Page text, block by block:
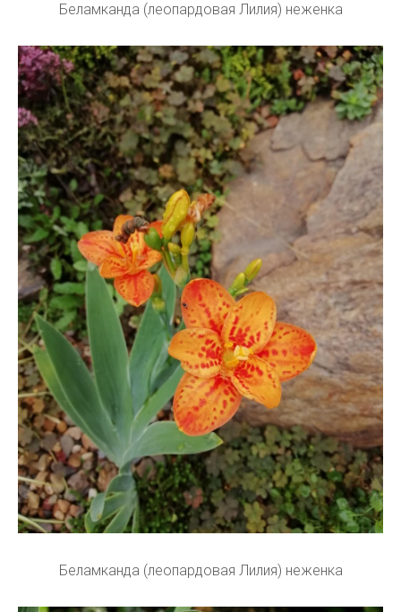
Беламканда (леопардовая Лилия) неженка
Беламканда (леопардовая Лилия) неженка